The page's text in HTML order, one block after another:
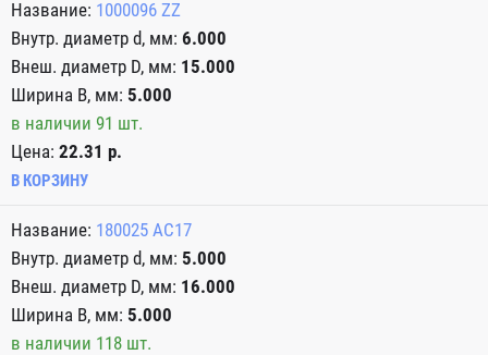
1000096 ZZ
6.000
15.000
5.000
в наличии 91 шт.
Цена: 22.31 р.
В КОРЗИНУ
180025 АС17
5.000
16.000
5.000
в наличии 118 шт.